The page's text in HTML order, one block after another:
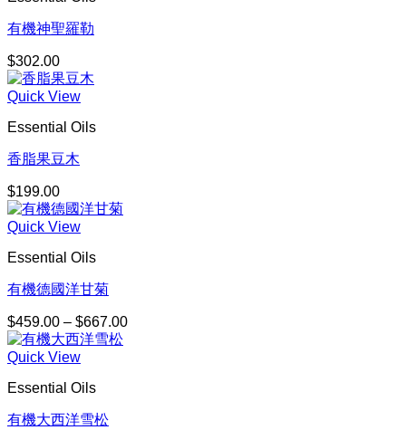
有機神聖羅勒
$302.00
Quick View
Essential Oils
香脂果豆木
$199.00
Quick View
Essential Oils
有機德國洋甘菊
$459.00 – $667.00價
Quick View
Essential Oils
有機大西洋雪松